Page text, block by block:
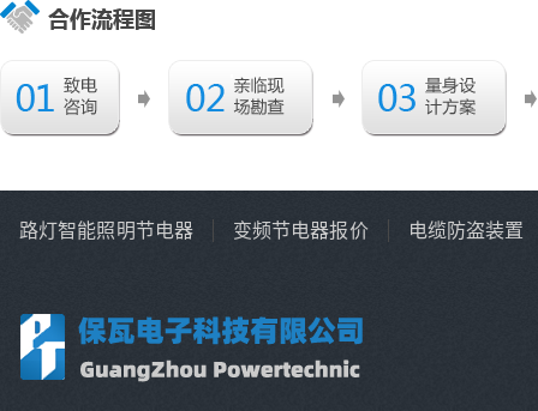
路灯智能照明节电器 变频节电器报价 电缆防盗装置